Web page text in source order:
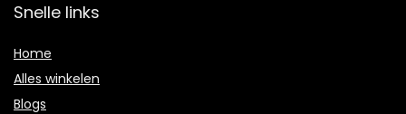
Snelle links
Home
Alles winkelen
Blogs